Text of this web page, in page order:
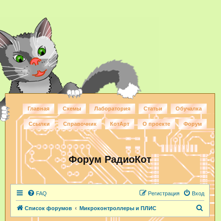
Главная Схемы Лаборатория Статьи Обучалка
Ссылки Справочник КотАрт О проекте Форум
Форум РадиоКот
FAQ Вход
Регистрация
Список форумов Микроконтроллеры и ПЛИС